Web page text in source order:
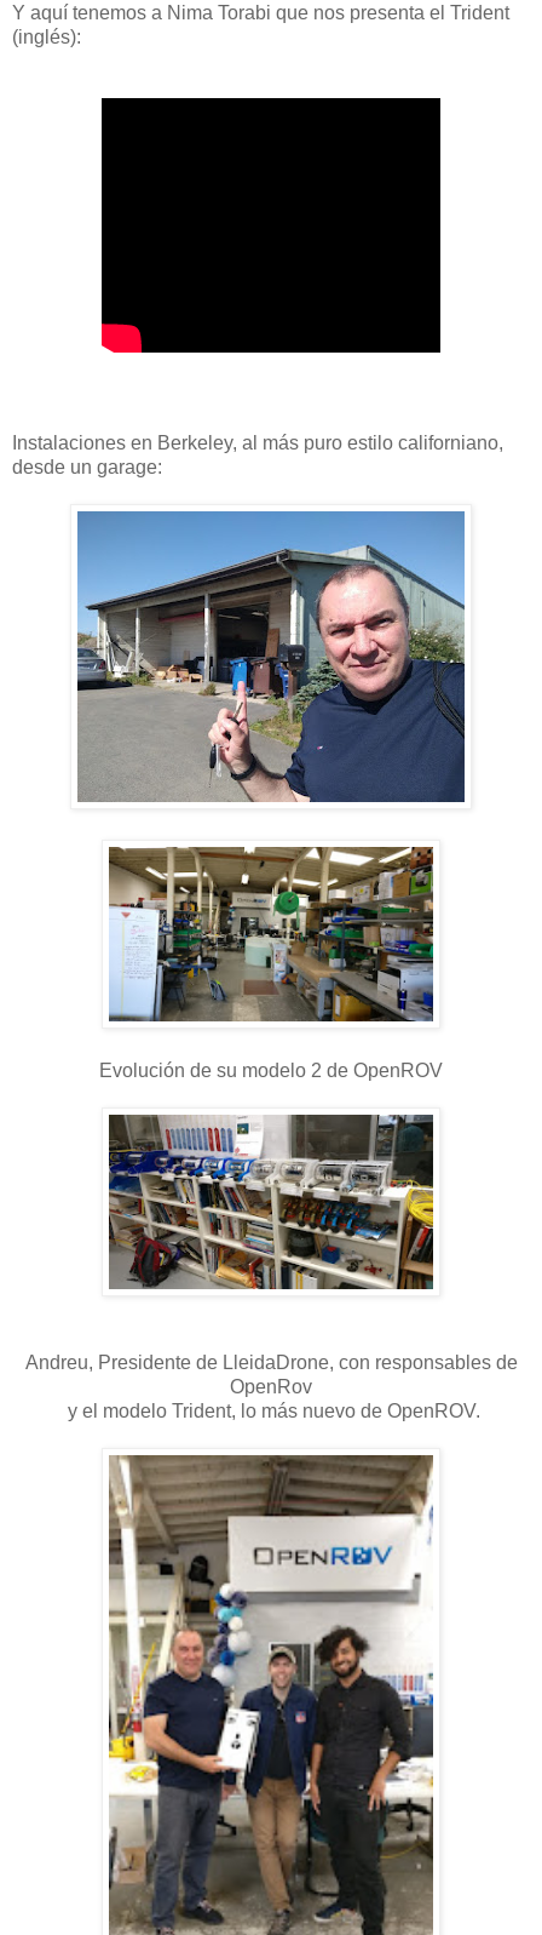
Y aquí tenemos a Nima Torabi que nos presenta el Trident
(inglés):
Instalaciones en Berkeley, al más puro estilo californiano,
desde un garage:
Evolución de su modelo 2 de OpenROV
Andreu, Presidente de LleidaDrone, con responsables de
OpenRov
y el modelo Trident, lo más nuevo de OpenROV.